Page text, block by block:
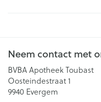
Neem contact met
BVBA Apotheek Toubast
Oosteindestraat 1
9940 Evergem